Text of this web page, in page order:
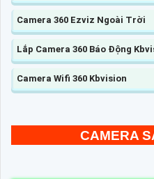
Camera 360 Ezviz Ngoài Trời
Lắp Camera 360 Báo Động
Camera Wifi 360 Kbvision
CAMERA